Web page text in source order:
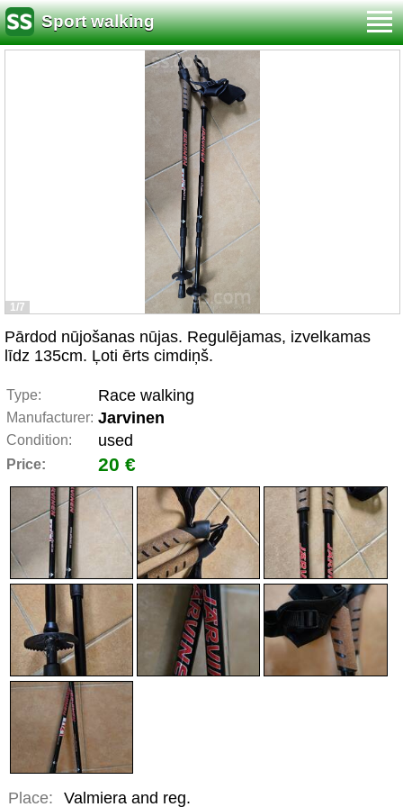
Sport walking
1/7
Pārdod nūjošanas nūjas. Regulējamas, izvelkamas
līdz 135cm. Ļoti ērts cimdiņš.
Type: Race walking
Manufacturer: Jarvinen
Condition: used
Price: 20 €
Place: Valmiera and reg.